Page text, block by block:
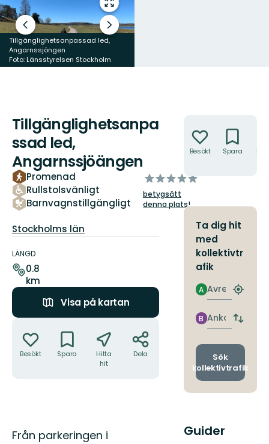
Gå
till
helskärmsläge
Föregående
bild
Nästa
bildspel
Tillgänglighetsanpassad led,
Angarnssjöngen
Foto: Länsstyrelsen Stockholm
Tillgänglighetsanpa
ssad led,
Angarnssjöängen
Promenad
Rullstolsvänligt
Barnvagnstillgängligt
av
5
stjärnor
betygsätt
denna plats!
Län:
Stockholms län
om
leden
LÄNGD
0.8
km
Visa på kartan
Besökt Spara
Hitta
hit
Dela
Beskrivning
Från parkeringen i
Besökt Spara
Ta dig hit
med
kollektivtr
afik
Avresa
A
Hitta
Ankomst
B
Byt
och
Sök
kollektivtrafik
Guider